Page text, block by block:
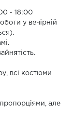
- 18:00
у вечірній
всі костюми
але